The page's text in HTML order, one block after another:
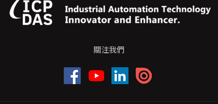
關注我們